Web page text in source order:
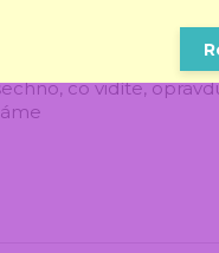
VLASTNÍ SKLAD
co vidíte,